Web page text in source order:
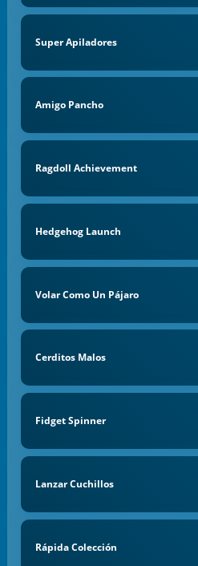
Super Apiladores
Amigo Pancho
Ragdoll Achievement
Hedgehog Launch
Volar Como Un Pájaro
Cerditos Malos
Fidget Spinner
Lanzar Cuchillos
Rápida Colección